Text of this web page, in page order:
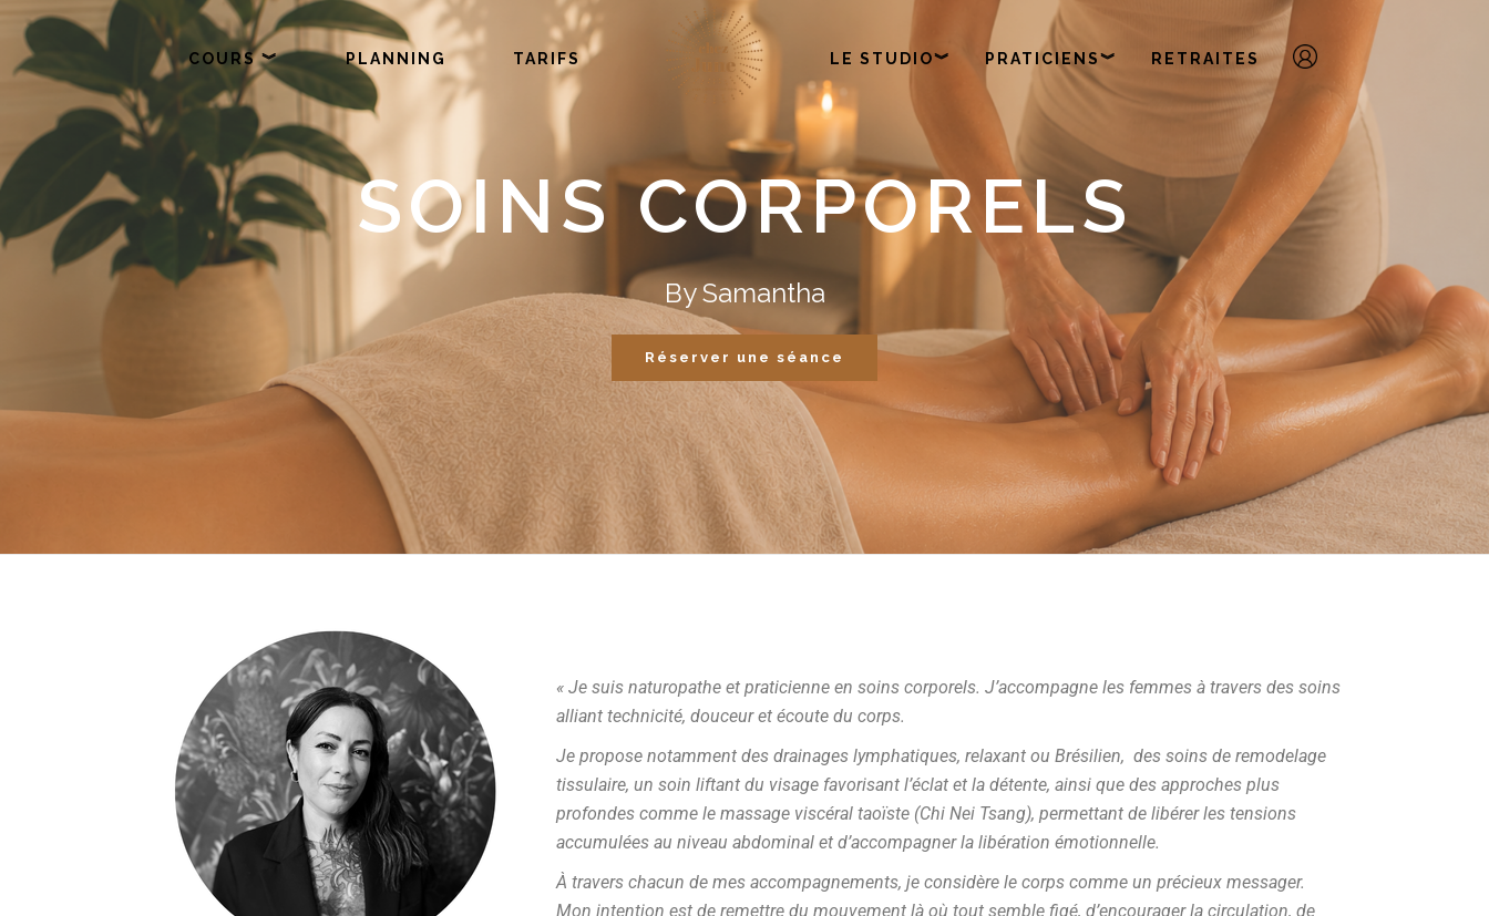
COURS ︾ PLANNING TARIFS LE STUDIO︾ PRATICIENS︾ RETRAITES
SOINS CORPORELS
By Samantha
Réserver une séance
« Je suis naturopathe et praticienne en soins corporels. J’accompagne les femmes à travers des soins
alliant technicité, douceur et écoute du corps.
Je propose notamment des drainages lymphatiques, relaxant ou Brésilien, des soins de remodelage
tissulaire, un soin liftant du visage favorisant l’éclat et la détente, ainsi que des approches plus
profondes comme le massage viscéral taoïste (Chi Nei Tsang), permettant de libérer les tensions
accumulées au niveau abdominal et d’accompagner la libération émotionnelle.
À travers chacun de mes accompagnements, je considère le corps comme un précieux messager.
Mon intention est de remettre du mouvement là où tout semble figé, d’encourager la circulation, de